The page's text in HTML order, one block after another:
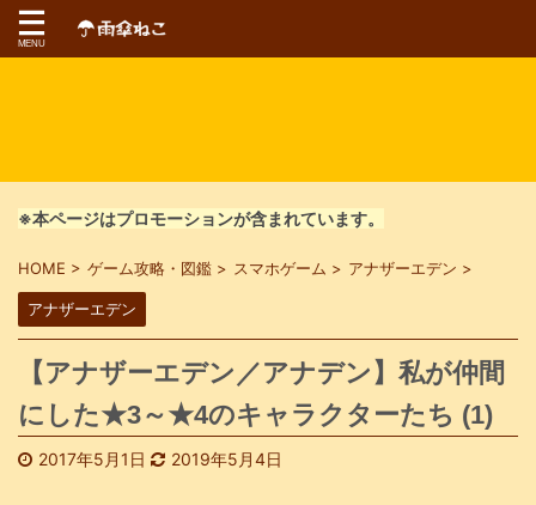
※本ページはプロモーションが含まれています。
HOME > ゲーム攻略・図鑑 > スマホゲーム > アナザーエデン >
アナザーエデン
【アナザーエデン／アナデン】私が仲間
にした★3～★4のキャラクターたち (1)
2017年5月1日 2019年5月4日